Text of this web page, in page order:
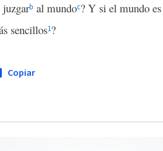
juzgarb al mundoc? Y si el mundo
sencillos1?
Copiar